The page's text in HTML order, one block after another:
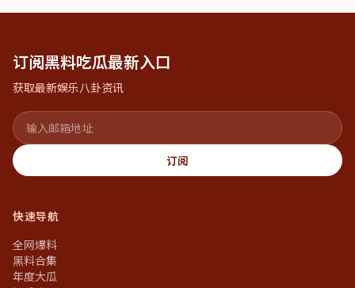
订阅黑料吃瓜最新入口
获取最新娱乐八卦资讯
订阅
快速导航
全网爆料
黑料合集
年度大瓜